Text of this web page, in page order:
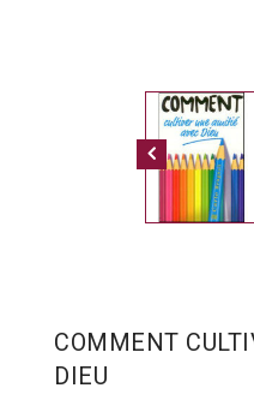
COMMENT
DIEU